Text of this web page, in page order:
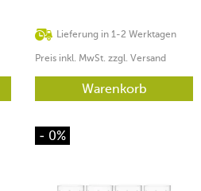
Lieferung in 1-2 Werktagen
Preis inkl. MwSt. zzgl. Versand
Warenkorb
- 0%